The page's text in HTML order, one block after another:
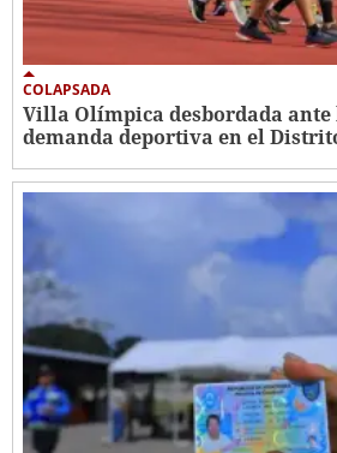
COLAPSADA
Villa Olímpica desbordada ante
demanda deportiva en el